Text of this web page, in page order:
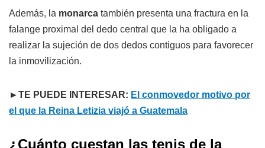
Además, la monarca también presenta una fractura en la
falange proximal del dedo central que la ha obligado a
realizar la sujeción de dos dedos contiguos para favorecer
la inmovilización.
►TE PUEDE INTERESAR: El conmovedor motivo por
el que la Reina Letizia viajó a Guatemala
¿Cuánto cuestan las tenis de la